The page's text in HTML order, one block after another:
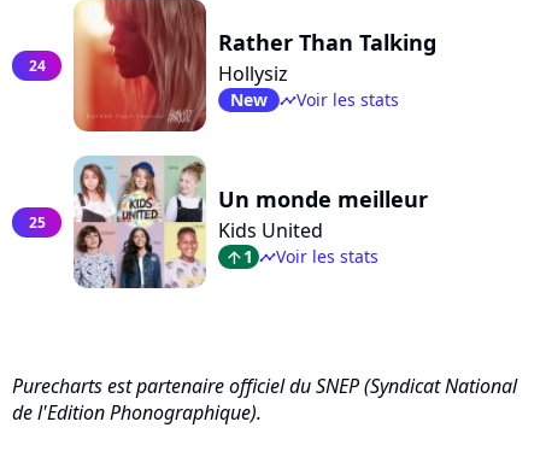
24
Rather Than Talking
Hollysiz
New timelineVoir les stats
25
Un monde meilleur
Kids United
arrow_top1 timelineVoir les stats
Purecharts est partenaire officiel du SNEP (Syndicat National
de l'Edition Phonographique).